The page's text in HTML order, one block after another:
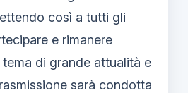
così a tutti gli
e rimanere
di grande attualità e
sarà condotta